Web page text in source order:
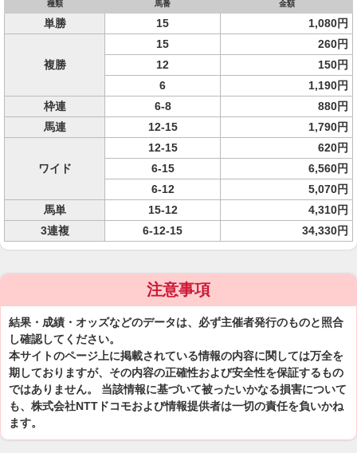
種類 馬番 金額
単勝 15 1,080円
複勝
15
260円
12
150円
6
1,190円
枠連
6-8
880円
馬連
12-15 1,790円
ワイド
12-15
620円
6-15
6,560円
6-12
5,070円
馬単
15-12
4,310円
3連複
6-12-15 34,330円
注意事項
結果・成績・オッズなどのデータは、必ず主催者発行のものと照合
し確認してください。
本サイトのページ上に掲載されている情報の内容に関しては万全を
期しておりますが、その内容の正確性および安全性を保証するもの
ではありません。 当該情報に基づいて被ったいかなる損害について
も、株式会社NTTドコモおよび情報提供者は一切の責任を負いかね
ます。